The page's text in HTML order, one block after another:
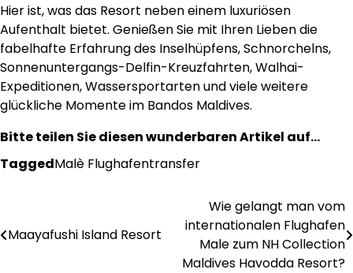
Hier ist, was das Resort neben einem luxuriösen
Aufenthalt bietet. Genießen Sie mit Ihren Lieben die
fabelhafte Erfahrung des Inselhüpfens, Schnorchelns,
Sonnenuntergangs-Delfin-Kreuzfahrten, Walhai-
Expeditionen, Wassersportarten und viele weitere
glückliche Momente im Bandos Maldives.
Bitte teilen Sie diesen wunderbaren Artikel auf…
TaggedMalè Flughafentransfer
navigation
Maayafushi Island Resort
Wie gelangt man vom
internationalen Flughafen
Male zum NH Collection
Maldives Havodda Resort?